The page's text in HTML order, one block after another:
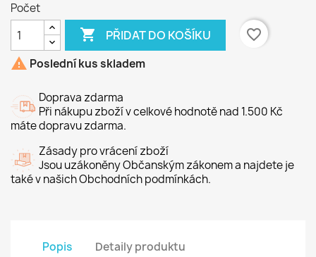
Počet
 PŘIDAT DO KOŠÍKU
favorite_border
 Poslední kus skladem
Doprava zdarma
Při nákupu zboží v celkové hodnotě nad 1.500 Kč
máte dopravu zdarma.
Zásady pro vrácení zboží
Jsou uzákoněny Občanským zákonem a najdete je
také v našich Obchodních podmínkách.
Popis Detaily produktu